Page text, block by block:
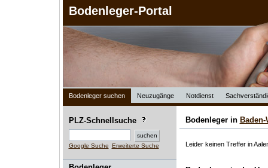
Bodenleger-Portal
Bodenleger suchen Neuzugänge Notdienst
PLZ-Schnellsuche
Google Suche Erweiterte Suche
Bodenleger in
Leider keinen Treffer in